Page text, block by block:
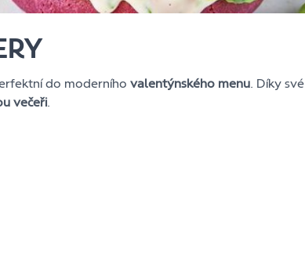
do moderníhovalentýnského menu. Díky své
večeři.